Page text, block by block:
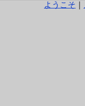
ようこそ